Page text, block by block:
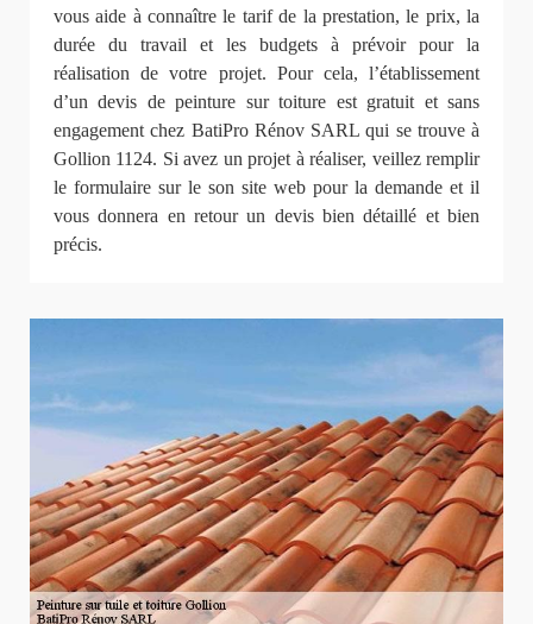
vous aide à connaître le tarif de la prestation, le prix, la
durée du travail et les budgets à prévoir pour la
réalisation de votre projet. Pour cela, l’établissement
d’un devis de peinture sur toiture est gratuit et sans
engagement chez BatiPro Rénov SARL qui se trouve à
Gollion 1124. Si avez un projet à réaliser, veillez remplir
le formulaire sur le son site web pour la demande et il
vous donnera en retour un devis bien détaillé et bien
précis.